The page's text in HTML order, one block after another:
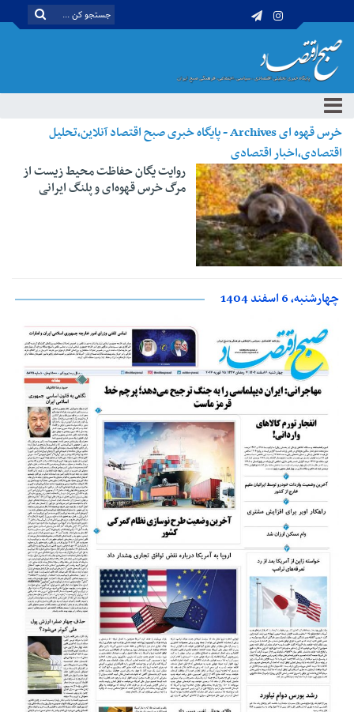
خرس قهوه ای Archives - پایگاه خبری صبح اقتصاد آنلاین،تحلیل
اقتصادی،اخبار اقتصادی
روایت یگان حفاظت محیط زیست از
مرگ خرس قهوه‌ای و پلنگ ایرانی
چهارشنبه، 6 اسفند 1404